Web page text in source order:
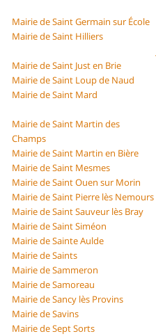
Mairie de Saint Germain sur École
Mairie de Saint Hilliers
Mairie de Saint Just en Brie
Mairie de Saint Loup de Naud
Mairie de Saint Mard
Mairie de Saint Martin des
Champs
Mairie de Saint Martin en Bière
Mairie de Saint Mesmes
Mairie de Saint Ouen sur Morin
Mairie de Saint Pierre lès Nemours
Mairie de Saint Sauveur lès Bray
Mairie de Saint Siméon
Mairie de Sainte Aulde
Mairie de Saints
Mairie de Sammeron
Mairie de Samoreau
Mairie de Sancy lès Provins
Mairie de Savins
Mairie de Sept Sorts